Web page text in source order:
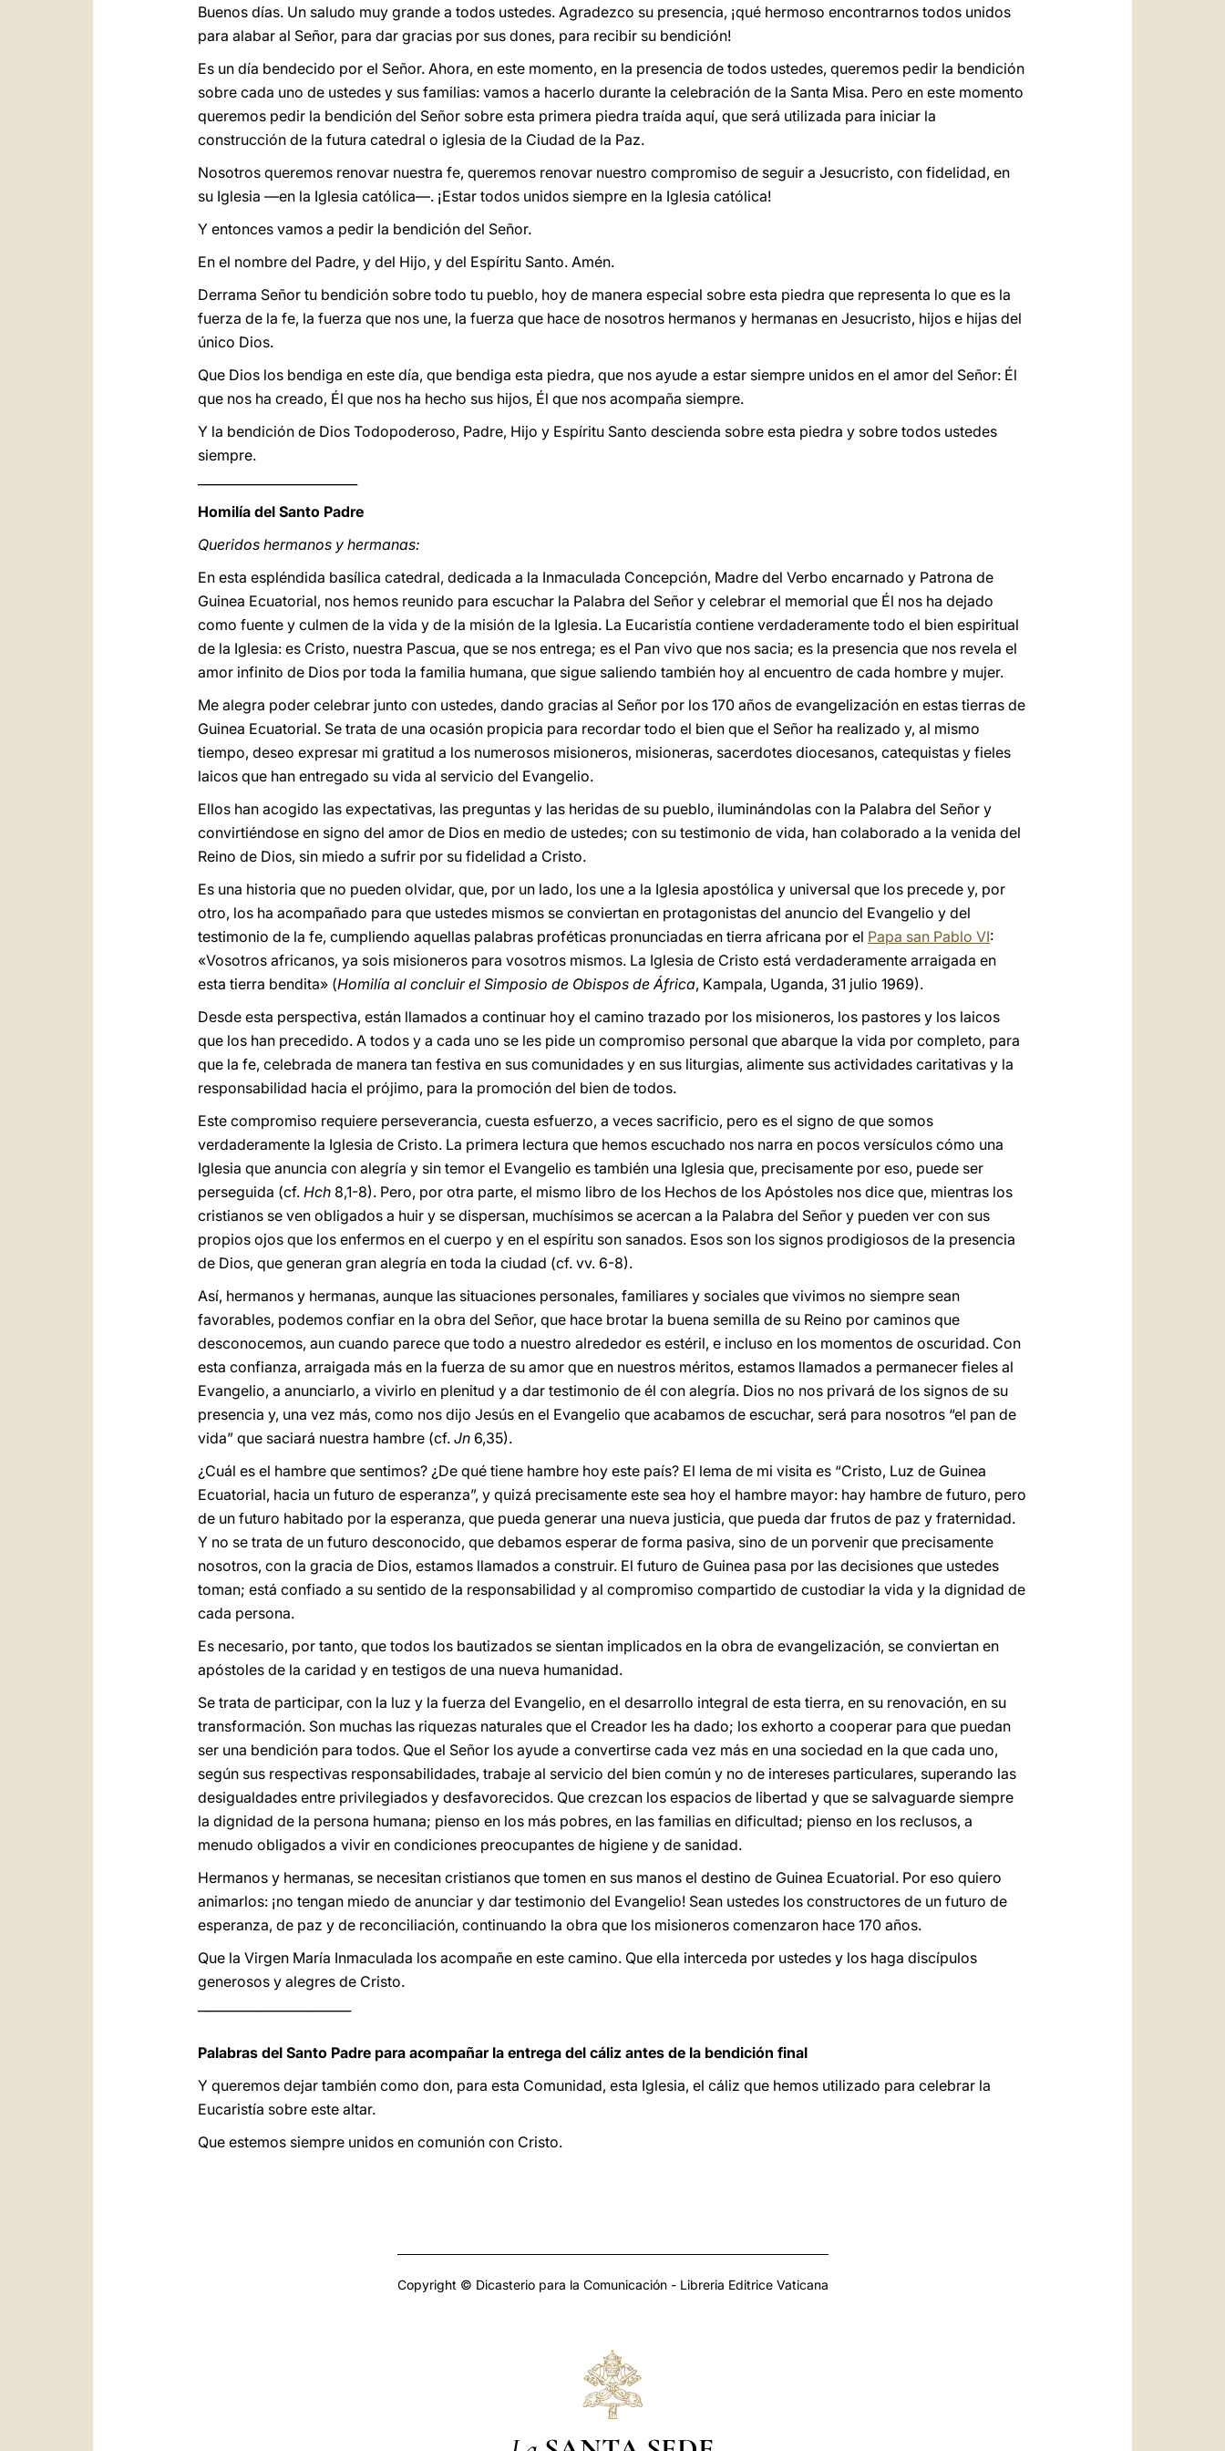
Buenos días. Un saludo muy grande a todos ustedes. Agradezco su presencia, ¡qué hermoso encontrarnos todos unidos
para alabar al Señor, para dar gracias por sus dones, para recibir su bendición!
Es un día bendecido por el Señor. Ahora, en este momento, en la presencia de todos ustedes, queremos pedir la bendición
sobre cada uno de ustedes y sus familias: vamos a hacerlo durante la celebración de la Santa Misa. Pero en este momento
queremos pedir la bendición del Señor sobre esta primera piedra traída aquí, que será utilizada para iniciar la
construcción de la futura catedral o iglesia de la Ciudad de la Paz.
Nosotros queremos renovar nuestra fe, queremos renovar nuestro compromiso de seguir a Jesucristo, con fidelidad, en
su Iglesia —en la Iglesia católica—. ¡Estar todos unidos siempre en la Iglesia católica!
Y entonces vamos a pedir la bendición del Señor.
En el nombre del Padre, y del Hijo, y del Espíritu Santo. Amén.
Derrama Señor tu bendición sobre todo tu pueblo, hoy de manera especial sobre esta piedra que representa lo que es la
fuerza de la fe, la fuerza que nos une, la fuerza que hace de nosotros hermanos y hermanas en Jesucristo, hijos e hijas del
único Dios.
Que Dios los bendiga en este día, que bendiga esta piedra, que nos ayude a estar siempre unidos en el amor del Señor: Él
que nos ha creado, Él que nos ha hecho sus hijos, Él que nos acompaña siempre.
Y la bendición de Dios Todopoderoso, Padre, Hijo y Espíritu Santo descienda sobre esta piedra y sobre todos ustedes
siempre.
Homilía del Santo Padre
Queridos hermanos y hermanas:
En esta espléndida basílica catedral, dedicada a la Inmaculada Concepción, Madre del Verbo encarnado y Patrona de
Guinea Ecuatorial, nos hemos reunido para escuchar la Palabra del Señor y celebrar el memorial que Él nos ha dejado
como fuente y culmen de la vida y de la misión de la Iglesia. La Eucaristía contiene verdaderamente todo el bien espiritual
de la Iglesia: es Cristo, nuestra Pascua, que se nos entrega; es el Pan vivo que nos sacia; es la presencia que nos revela el
amor infinito de Dios por toda la familia humana, que sigue saliendo también hoy al encuentro de cada hombre y mujer.
Me alegra poder celebrar junto con ustedes, dando gracias al Señor por los 170 años de evangelización en estas tierras de
Guinea Ecuatorial. Se trata de una ocasión propicia para recordar todo el bien que el Señor ha realizado y, al mismo
tiempo, deseo expresar mi gratitud a los numerosos misioneros, misioneras, sacerdotes diocesanos, catequistas y fieles
laicos que han entregado su vida al servicio del Evangelio.
Ellos han acogido las expectativas, las preguntas y las heridas de su pueblo, iluminándolas con la Palabra del Señor y
convirtiéndose en signo del amor de Dios en medio de ustedes; con su testimonio de vida, han colaborado a la venida del
Reino de Dios, sin miedo a sufrir por su fidelidad a Cristo.
Es una historia que no pueden olvidar, que, por un lado, los une a la Iglesia apostólica y universal que los precede y, por
otro, los ha acompañado para que ustedes mismos se conviertan en protagonistas del anuncio del Evangelio y del
testimonio de la fe, cumpliendo aquellas palabras proféticas pronunciadas en tierra africana por el Papa san Pablo VI:
«Vosotros africanos, ya sois misioneros para vosotros mismos. La Iglesia de Cristo está verdaderamente arraigada en
esta tierra bendita» (Homilía al concluir el Simposio de Obispos de África, Kampala, Uganda, 31 julio 1969).
Desde esta perspectiva, están llamados a continuar hoy el camino trazado por los misioneros, los pastores y los laicos
que los han precedido. A todos y a cada uno se les pide un compromiso personal que abarque la vida por completo, para
que la fe, celebrada de manera tan festiva en sus comunidades y en sus liturgias, alimente sus actividades caritativas y la
responsabilidad hacia el prójimo, para la promoción del bien de todos.
Este compromiso requiere perseverancia, cuesta esfuerzo, a veces sacrificio, pero es el signo de que somos
verdaderamente la Iglesia de Cristo. La primera lectura que hemos escuchado nos narra en pocos versículos cómo una
Iglesia que anuncia con alegría y sin temor el Evangelio es también una Iglesia que, precisamente por eso, puede ser
perseguida (cf. Hch 8,1-8). Pero, por otra parte, el mismo libro de los Hechos de los Apóstoles nos dice que, mientras los
cristianos se ven obligados a huir y se dispersan, muchísimos se acercan a la Palabra del Señor y pueden ver con sus
propios ojos que los enfermos en el cuerpo y en el espíritu son sanados. Esos son los signos prodigiosos de la presencia
de Dios, que generan gran alegría en toda la ciudad (cf. vv. 6-8).
Así, hermanos y hermanas, aunque las situaciones personales, familiares y sociales que vivimos no siempre sean
favorables, podemos confiar en la obra del Señor, que hace brotar la buena semilla de su Reino por caminos que
desconocemos, aun cuando parece que todo a nuestro alrededor es estéril, e incluso en los momentos de oscuridad. Con
esta confianza, arraigada más en la fuerza de su amor que en nuestros méritos, estamos llamados a permanecer fieles al
Evangelio, a anunciarlo, a vivirlo en plenitud y a dar testimonio de él con alegría. Dios no nos privará de los signos de su
presencia y, una vez más, como nos dijo Jesús en el Evangelio que acabamos de escuchar, será para nosotros “el pan de
vida” que saciará nuestra hambre (cf. Jn 6,35).
¿Cuál es el hambre que sentimos? ¿De qué tiene hambre hoy este país? El lema de mi visita es “Cristo, Luz de Guinea
Ecuatorial, hacia un futuro de esperanza”, y quizá precisamente este sea hoy el hambre mayor: hay hambre de futuro, pero
de un futuro habitado por la esperanza, que pueda generar una nueva justicia, que pueda dar frutos de paz y fraternidad.
Y no se trata de un futuro desconocido, que debamos esperar de forma pasiva, sino de un porvenir que precisamente
nosotros, con la gracia de Dios, estamos llamados a construir. El futuro de Guinea pasa por las decisiones que ustedes
toman; está confiado a su sentido de la responsabilidad y al compromiso compartido de custodiar la vida y la dignidad de
cada persona.
Es necesario, por tanto, que todos los bautizados se sientan implicados en la obra de evangelización, se conviertan en
apóstoles de la caridad y en testigos de una nueva humanidad.
Se trata de participar, con la luz y la fuerza del Evangelio, en el desarrollo integral de esta tierra, en su renovación, en su
transformación. Son muchas las riquezas naturales que el Creador les ha dado; los exhorto a cooperar para que puedan
ser una bendición para todos. Que el Señor los ayude a convertirse cada vez más en una sociedad en la que cada uno,
según sus respectivas responsabilidades, trabaje al servicio del bien común y no de intereses particulares, superando las
desigualdades entre privilegiados y desfavorecidos. Que crezcan los espacios de libertad y que se salvaguarde siempre
la dignidad de la persona humana; pienso en los más pobres, en las familias en dificultad; pienso en los reclusos, a
menudo obligados a vivir en condiciones preocupantes de higiene y de sanidad.
Hermanos y hermanas, se necesitan cristianos que tomen en sus manos el destino de Guinea Ecuatorial. Por eso quiero
animarlos: ¡no tengan miedo de anunciar y dar testimonio del Evangelio! Sean ustedes los constructores de un futuro de
esperanza, de paz y de reconciliación, continuando la obra que los misioneros comenzaron hace 170 años.
Que la Virgen María Inmaculada los acompañe en este camino. Que ella interceda por ustedes y los haga discípulos
generosos y alegres de Cristo.
Palabras del Santo Padre para acompañar la entrega del cáliz antes de la bendición final
Y queremos dejar también como don, para esta Comunidad, esta Iglesia, el cáliz que hemos utilizado para celebrar la
Eucaristía sobre este altar.
Que estemos siempre unidos en comunión con Cristo.
Copyright © Dicasterio para la Comunicación - Libreria Editrice Vaticana